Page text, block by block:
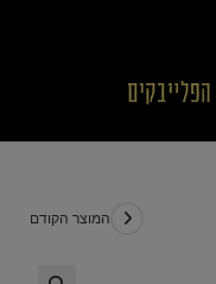
המוצר הקודם